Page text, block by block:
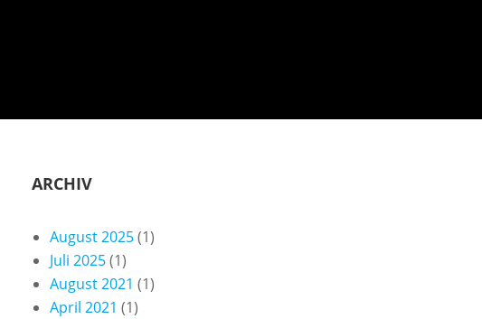
ARCHIV
August 2025(1)
Juli 2025(1)
August 2021 (1)
April 2021 (1)